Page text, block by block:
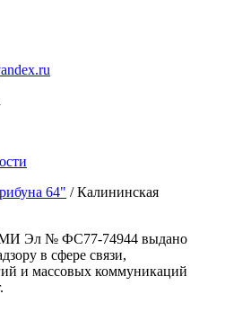
64" / Калининская
Эл № ФС77-74944 выдано
в сфере связи,
и массовых коммуникаций